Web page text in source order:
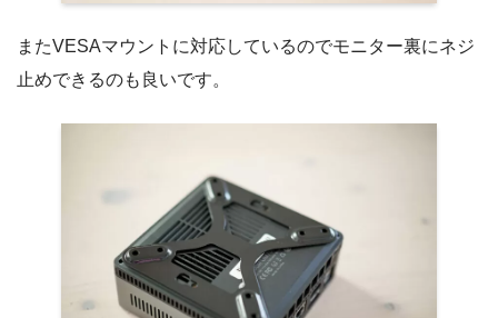
またVESAマウントに対応しているのでモニター裏にネジ
止めできるのも良いです。